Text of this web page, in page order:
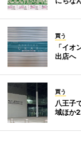
買う
「イ
出店へ
買う
八王子
域ほか